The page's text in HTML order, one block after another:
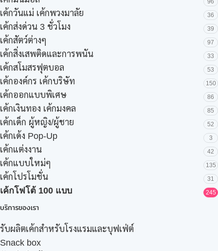
96
เค้กวันแม่ เค้กพวงมาลัย 36
เค้กส่งด่วน 3 ชั่วโมง 39
เค้กสัตว์ต่างๆ 97
เค้กสิ่งเสพติดและการพนัน 33
เค้กสโมสรฟุตบอล 53
เค้กองค์กร เค้กบริษัท 150
เค้กออกแบบพิเศษ 86
เค้กเงินทอง เค้กมงคล 85
เค้กเด็ก ผู้หญิง/ผู้ชาย 52
เค้กเด้ง Pop-Up 3
เค้กแต่งงาน 42
เค้กแบบใหม่ๆ 135
เค้กโปรโมชั่น 31
เค้กโฟโต้ 100 แบบ 245
บริการของเรา
รับผลิตเค้กสำหรับโรงแรมและบุฟเฟ่ต์
Snack box